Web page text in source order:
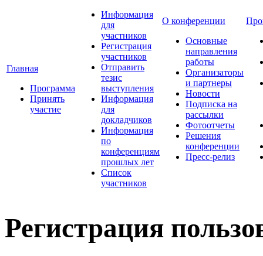
Главная
Программа
Принять
участие
Информация
для
участников
Регистрация
участников
Отправить
тезис
выступления
Информация
для
докладчиков
Информация
по
конференциям
прошлых лет
Список
участников
О конференции
Основные
направления
работы
Организаторы
и партнеры
Новости
Подписка на
рассылки
Фотоотчеты
Решения
конференции
Пресс-релиз
Регистрация